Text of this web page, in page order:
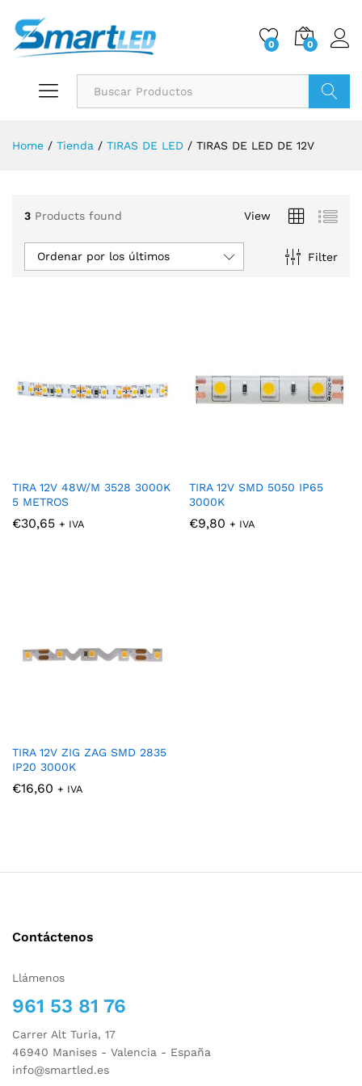
0 0
Home / Tienda / TIRAS DE LED / TIRAS DE LED DE 12V
3 Products found View
Filter
Ordenar por los últimos
TIRA 12V 48W/M 3528 3000K
5 METROS
€30,65 + IVA
TIRA 12V SMD 5050 IP65
3000K
€9,80 + IVA
TIRA 12V ZIG ZAG SMD 2835
IP20 3000K
€16,60 + IVA
Contáctenos
Llámenos
961 53 81 76
Carrer Alt Turia, 17
46940 Manises - Valencia - España
info@smartled.es